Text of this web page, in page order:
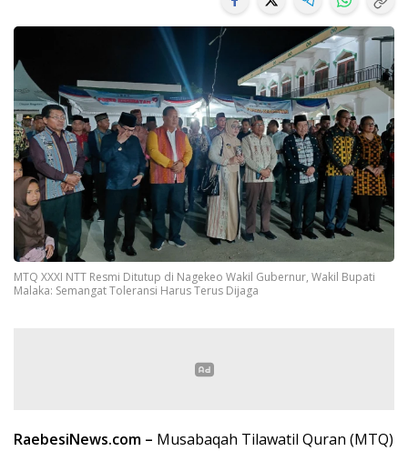
MTQ XXXI NTT Resmi Ditutup di Nagekeo Wakil Gubernur, Wakil Bupati
Malaka: Semangat Toleransi Harus Terus Dijaga
RaebesiNews.com – Musabaqah Tilawatil Quran (MTQ)